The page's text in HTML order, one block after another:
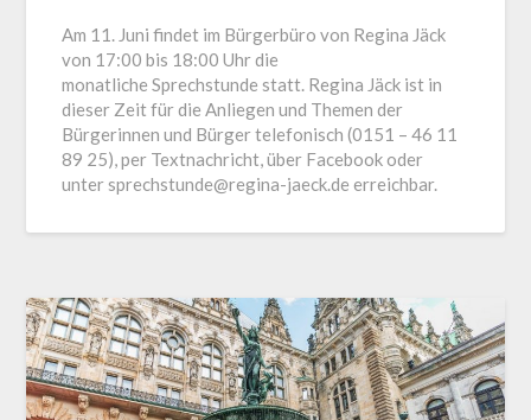
Am 11. Juni findet im Bürgerbüro von Regina Jäck
von 17:00 bis 18:00 Uhr die
monatliche Sprechstunde statt. Regina Jäck ist in
dieser Zeit für die Anliegen und Themen der
Bürgerinnen und Bürger telefonisch (0151 – 46 11
89 25), per Textnachricht, über Facebook oder
unter sprechstunde@regina-jaeck.de erreichbar.